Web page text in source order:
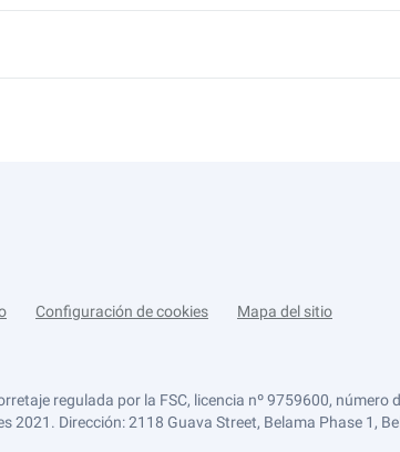
Configuración de cookies Mapa del sitio
regulada por la FSC, licencia nº 9759600,
2021. Dirección: 2118 Guava Street, Belama Phase 1,